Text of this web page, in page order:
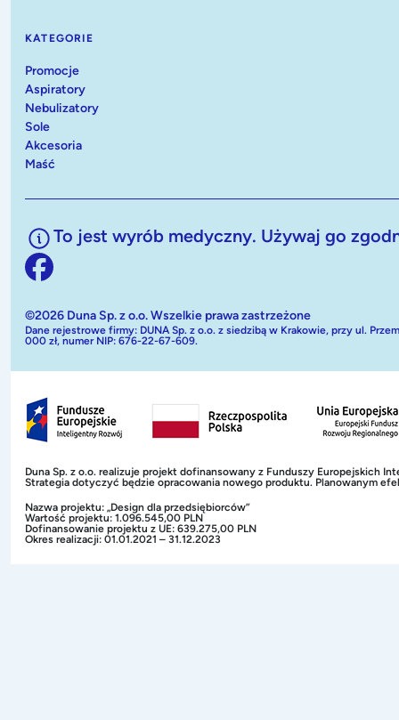
KATEGORIE
Promocje
Aspiratory
Nebulizatory
Sole
Akcesoria
Maść
To jest wyrób medyczny. Używaj go
©2026 Duna Sp. z o.o. Wszelkie prawa zastrzeżone
Dane rejestrowe firmy: DUNA Sp. z o.o. z siedzibą w Krakowie, przy ul.
000 zł, numer NIP: 676-22-67-609.
Duna Sp. z o.o. realizuje projekt dofinansowany z Funduszy Europejskich
Strategia dotyczyć będzie opracowania nowego produktu. Planowanym
Nazwa projektu: „Design dla przedsiębiorców”
Wartość projektu: 1.096.545,00 PLN
Dofinansowanie projektu z UE: 639.275,00 PLN
Okres realizacji: 01.01.2021 – 31.12.2023